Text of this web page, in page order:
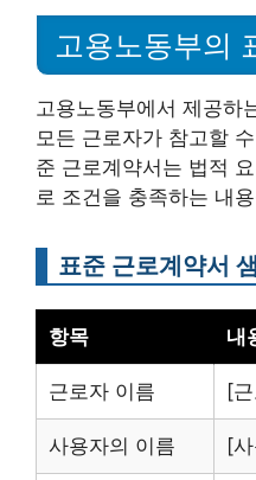
고용노동부의
고용노동부에서 제공하
모든 근로자가 참고할
준 근로계약서는 법적
로 조건을 충족하는 내
표준 근로계약서
항목 내
근로자 이름 [
사용자의 이름 [